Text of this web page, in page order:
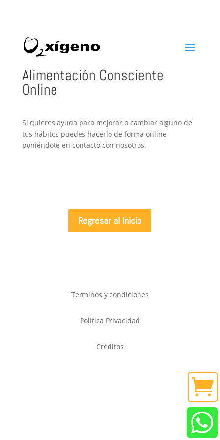
Alimentación Consciente
Online
Si quieres ayuda para mejorar o cambiar alguno de
tus hábitos puedes hacerlo de forma online
poniéndote en contacto con nosotros.
Regresar al Inicio


Terminos y condiciones
Política Privacidad
Créditos